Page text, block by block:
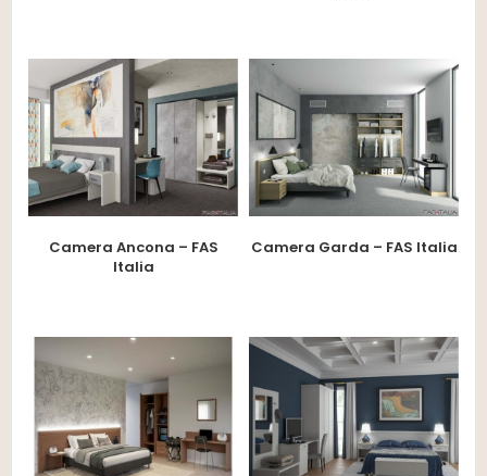
Camera Ancona – FAS
Italia
Camera Garda – FAS Italia